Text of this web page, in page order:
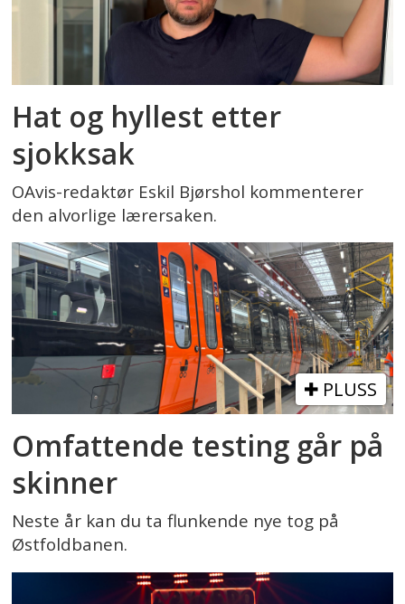
Hat og hyllest etter
sjokksak
OAvis-redaktør Eskil Bjørshol kommenterer
den alvorlige lærersaken.
PLUSS
Omfattende testing går på
skinner
Neste år kan du ta flunkende nye tog på
Østfoldbanen.